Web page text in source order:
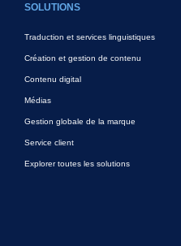
SOLUTIONS
Traduction et services linguistiques
Création et gestion de contenu
Contenu digital
Médias
Gestion globale de la marque
Service client
Explorer toutes les solutions